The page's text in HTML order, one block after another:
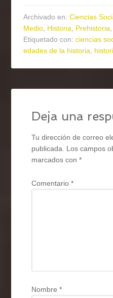
Archivado en:Ciencias
Medio Historia Prehistoria
Etiquetado con:ciencias
edades de la historia
Deja una
Tu dirección de correo
publicada.
Los campos
marcados con*
Comentario*
Nombre*